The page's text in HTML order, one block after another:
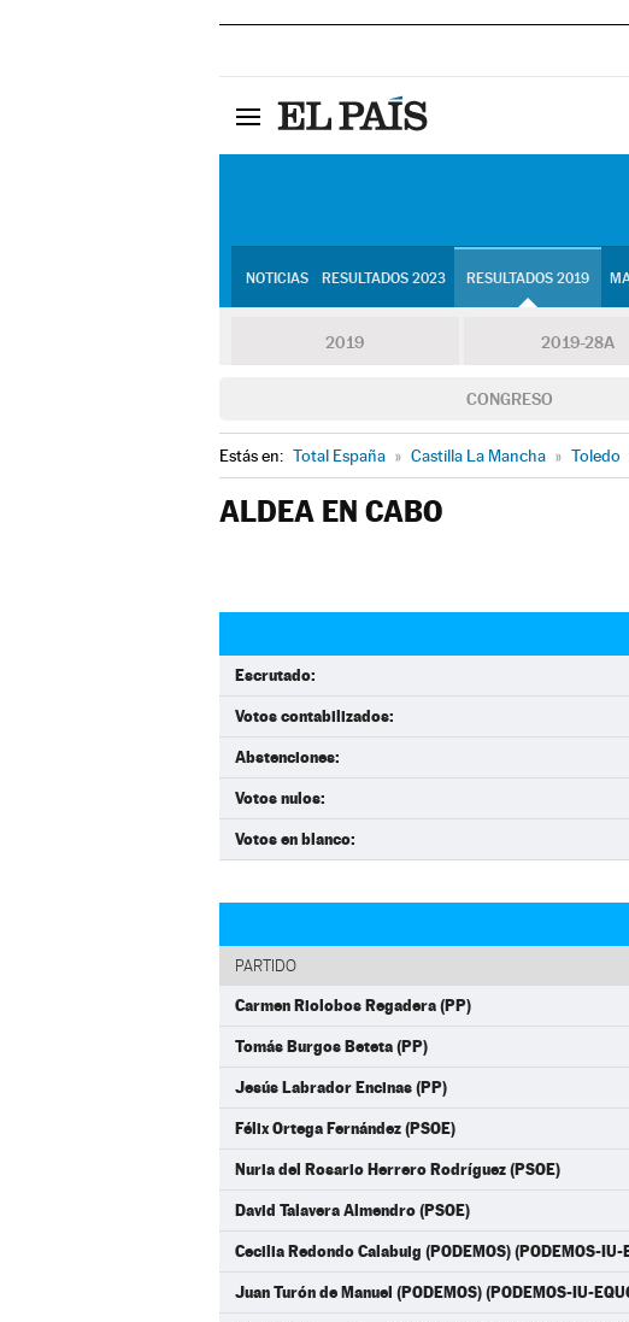
NOTICIAS RESULTADOS 2023 RESULTADOS 2019
2019 2019-28A
CONGRESO
Estás en: Total España » Castilla La Mancha » Toledo
ALDEA EN CABO
Escrutado:
Votos contabilizados:
Abstenciones:
Votos nulos:
Votos en blanco:
PARTIDO
Carmen Riolobos Regadera (PP)
Tomás Burgos Beteta (PP)
Jesús Labrador Encinas (PP)
Félix Ortega Fernández (PSOE)
Nuria del Rosario Herrero Rodríguez (PSOE)
David Talavera Almendro (PSOE)
Cecilia Redondo Calabuig (PODEMOS) (PODEMOS-IU-
Juan Turón de Manuel (PODEMOS) (PODEMOS-IU-